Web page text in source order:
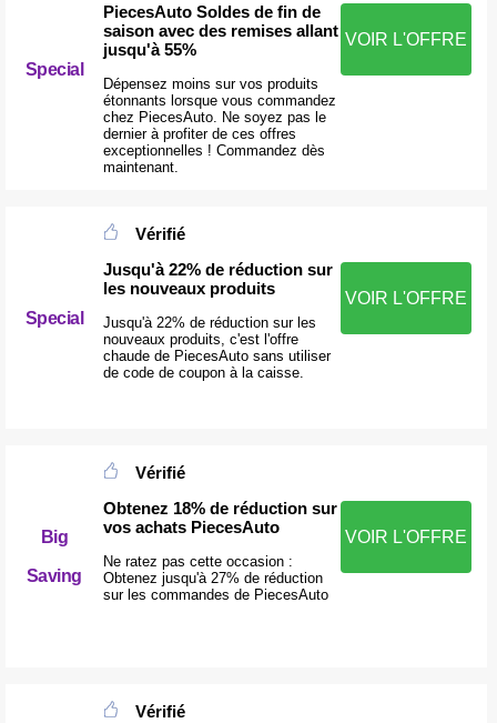
Special
PiecesAuto Soldes de fin de
saison avec des remises allant
jusqu'à 55%
Dépensez moins sur vos produits
étonnants lorsque vous commandez
chez PiecesAuto. Ne soyez pas le
dernier à profiter de ces offres
exceptionnelles ! Commandez dès
maintenant.
VOIR L'OFFRE
Special
Vérifié
Jusqu'à 22% de réduction sur
les nouveaux produits
Jusqu'à 22% de réduction sur les
nouveaux produits, c'est l'offre
chaude de PiecesAuto sans utiliser
de code de coupon à la caisse.
VOIR L'OFFRE
Big
Saving
Vérifié
Obtenez 18% de réduction sur
vos achats PiecesAuto
Ne ratez pas cette occasion :
Obtenez jusqu'à 27% de réduction
sur les commandes de PiecesAuto
VOIR L'OFFRE
Vérifié